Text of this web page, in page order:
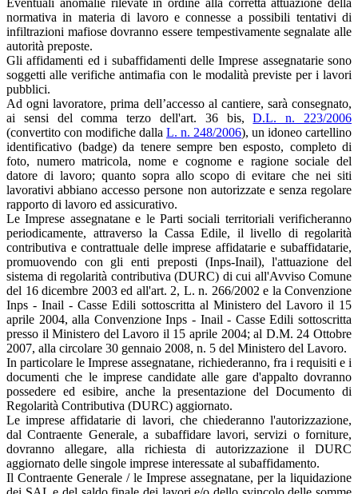
normativa in materia di lavoro e connesse a possibili tentativi di
infiltrazioni mafiose dovranno essere tempestivamente segnalate alle
autorità preposte.
Gli affidamenti ed i subaffidamenti delle Imprese assegnatarie sono
soggetti alle verifiche antimafia con le modalità previste per i lavori
pubblici.
Ad ogni lavoratore, prima dell’accesso al cantiere, sarà consegnato,
ai sensi del comma terzo dell'art. 36 bis,D.L. n. 223/2006
(convertito con modifiche dalla L. n. 248/2006), un idoneo cartellino
identificativo (badge) da tenere sempre ben esposto, completo di
foto, numero matricola, nome e cognome e ragione sociale del
datore di lavoro; quanto sopra allo scopo di evitare che nei siti
lavorativi abbiano accesso persone non autorizzate e senza regolare
rapporto di lavoro ed assicurativo.
Le Imprese assegnatane e le Parti sociali territoriali verificheranno
periodicamente, attraverso la Cassa Edile, il livello di regolarità
contributiva e contrattuale delle imprese affidatarie e subaffidatarie,
promuovendo con gli enti preposti (Inps-Inail), l'attuazione del
sistema di regolarità contributiva (DURC) di cui all'Avviso Comune
del 16 dicembre 2003 ed all'art. 2, L. n. 266/2002 e la Convenzione
Inps - Inail - Casse Edili sottoscritta al Ministero del Lavoro il 15
aprile 2004, alla Convenzione Inps - Inail - Casse Edili sottoscritta
presso il Ministero del Lavoro il 15 aprile 2004; al D.M. 24 Ottobre
2007, alla circolare 30 gennaio 2008, n. 5 del Ministero del Lavoro.
In particolare le Imprese assegnatane, richiederanno, fra i requisiti e i
documenti che le imprese candidate alle gare d'appalto dovranno
possedere ed esibire, anche la presentazione del Documento di
Regolarità Contributiva (DURC) aggiornato.
Le imprese affidatarie di lavori, che chiederanno l'autorizzazione,
dal Contraente Generale, a subaffidare lavori, servizi o forniture,
dovranno allegare, alla richiesta di autorizzazione il DURC
aggiornato delle singole imprese interessate al subaffidamento.
Il Contraente Generale / le Imprese assegnatane, per la liquidazione